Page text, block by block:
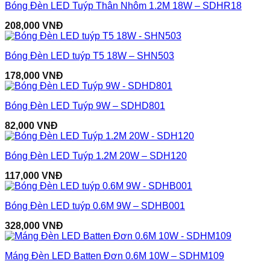
Bóng Đèn LED Tuýp Thân Nhôm 1.2M 18W – SDHR18
208,000 VNĐ
Bóng Đèn LED tuýp T5 18W – SHN503
178,000 VNĐ
Bóng Đèn LED Tuýp 9W – SDHD801
82,000 VNĐ
Bóng Đèn LED Tuýp 1.2M 20W – SDH120
117,000 VNĐ
Bóng Đèn LED tuýp 0.6M 9W – SDHB001
328,000 VNĐ
Máng Đèn LED Batten Đơn 0.6M 10W – SDHM109